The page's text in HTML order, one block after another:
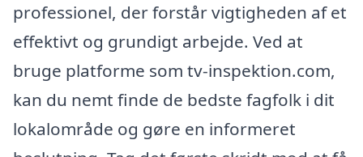
professionel, der forstår vigtigheden af et
effektivt og grundigt arbejde. Ved at
bruge platforme som tv-inspektion.com,
kan du nemt finde de bedste fagfolk i dit
lokalområde og gøre en informeret